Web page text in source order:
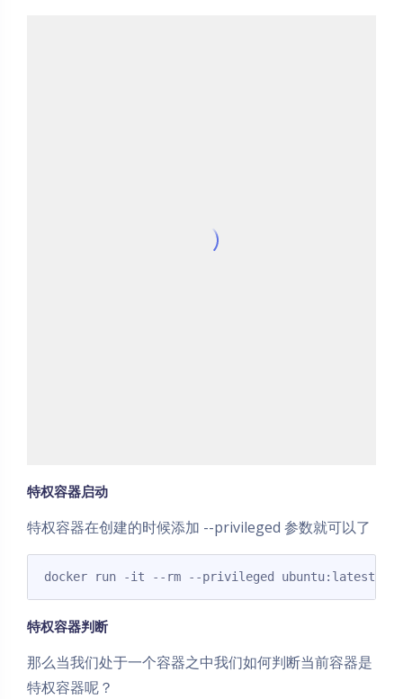
特权容器启动
特权容器在创建的时候添加 --privileged 参数就可以了
docker run -it --rm --privileged ubuntu:latest
特权容器判断
那么当我们处于一个容器之中我们如何判断当前容器是
特权容器呢？